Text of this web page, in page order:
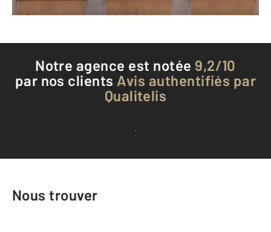
Téléphoner à l'agence
Notre agence est notée 9,2/10
par nos clients Avis authentifiés par
Qualitelis
Voir tous les avis clients
Nous trouver